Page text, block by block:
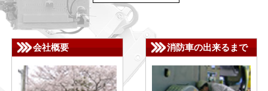
会社概要 消防車の出来るまで